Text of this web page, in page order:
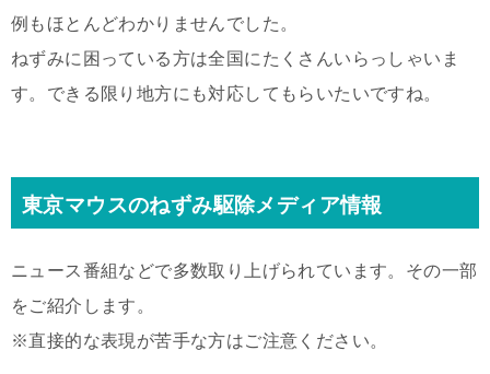
例もほとんどわかりませんでした。
ねずみに困っている方は全国にたくさんいらっしゃいま
す。できる限り地方にも対応してもらいたいですね。
東京マウスのねずみ駆除メディア情報
ニュース番組などで多数取り上げられています。その一部
をご紹介します。
※直接的な表現が苦手な方はご注意ください。